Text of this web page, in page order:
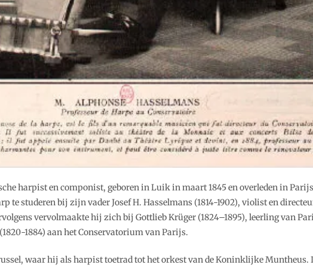
harpist en componist, geboren in Luik in maart 1845 en overleden in
te studeren bij zijn vader Josef H. Hasselmans (1814-1902), violist en
vervolmaakte hij zich bij Gottlieb Krüger (1824–1895), leerling van
1884) aan het Conservatorium van Parijs.
waar hij als harpist toetrad tot het orkest van de Koninklijke Muntheus.